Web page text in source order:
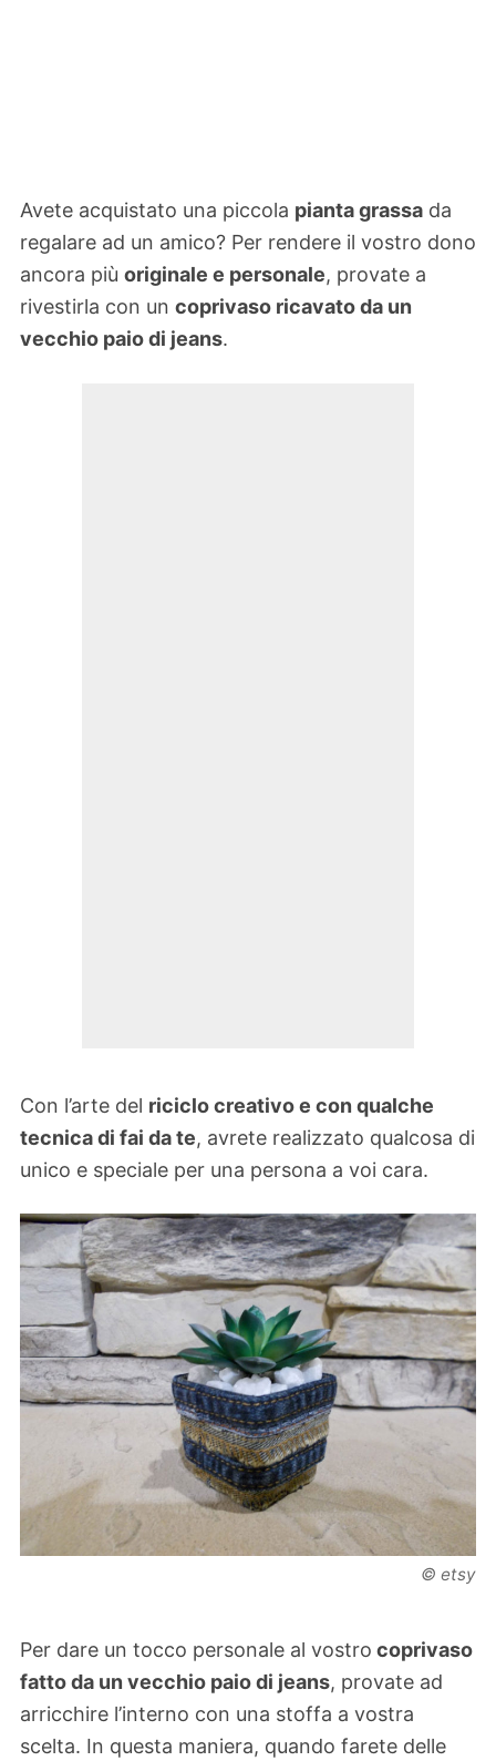
Avete acquistato una piccola pianta grassa da
regalare ad un amico? Per rendere il vostro dono
ancora più originale e personale, provate a
rivestirla con un coprivaso ricavato da un
vecchio paio di jeans.
Con l’arte del riciclo creativo e con qualche
tecnica di fai da te, avrete realizzato qualcosa di
unico e speciale per una persona a voi cara.
© etsy
Per dare un tocco personale al vostro coprivaso
fatto da un vecchio paio di jeans, provate ad
arricchire l’interno con una stoffa a vostra
scelta. In questa maniera, quando farete delle